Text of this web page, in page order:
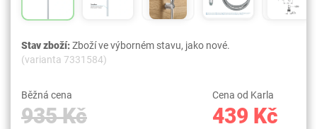
Stav zboží:Zboží ve výborném stavu, jako nové.
(varianta 7331584)
Běžná cena
935 Kč
Cena od Karla
439 Kč